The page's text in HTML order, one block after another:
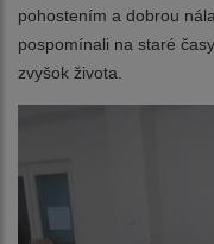
pohostením a dobrou
pospomínali na staré
zvyšok života.